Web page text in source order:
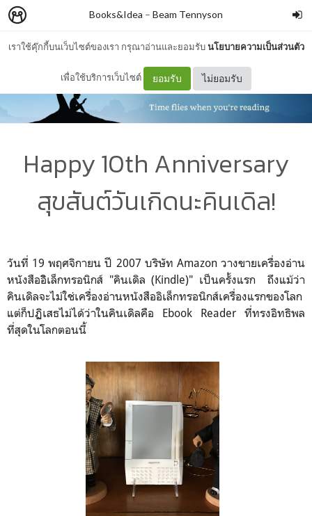
เราใช้คุ๊กกี้บนเว็บไซต์ของเรา กรุณาอ่านและยอมรับนโยบายความเป็นส่วนตัว
เพื่อใช้บริการเว็บไซต์ ยอมรับ ไม่ยอมรับ
Books&Idea – Beam Tennyson
Happy 10th Anniversary
สุขสันต์วันเกิดนะคินเดิล!
วันที่ 19 พฤศจิกายน ปี 2007 บริษัท Amazon วางขายเครื่องอ่าน
หนังสืออิิเล็กทรอนิกส์ "คินเดิล (Kindle)" เป็นครั้งแรก ถึงแม้ว่า
คินเดิลจะไม่ใช่เครื่องอ่านหนังสืออิเล็กทรอนิกส์เครื่องแรกของโลก
แต่ก็ปฏิเสธไม่ได้ว่าในคินเดิลคือ Ebook Reader ที่ทรงอิทธิพล
ที่สุดในโลกตอนนี้